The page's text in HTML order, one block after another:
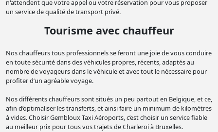
n'attendent que votre appel ou votre réservation pour vous proposer
un service de qualité de transport privé.
Tourisme avec chauffeur
Nos chauffeurs tous professionnels se feront une joie de vous conduire
en toute sécurité dans des véhicules propres, récents, adaptés au
nombre de voyageurs dans le véhicule et avec tout le nécessaire pour
profiter d’un agréable voyage.
Nos différents chauffeurs sont situés un peu partout en Belgique, et ce,
afin d’optimaliser les transferts, et ainsi faire un minimum de kilomètres
à vides. Choisir Gembloux Taxi Aéroports, c’est choisir un service fiable
au meilleur prix pour tous vos trajets de Charleroi à Bruxelles.